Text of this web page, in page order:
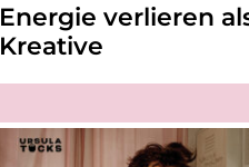
Energie verlieren
Kreative